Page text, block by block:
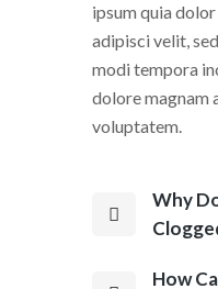
ipsum quia
adipisci velit,
modi tempora
dolore magnam
voluptatem.
Why
How